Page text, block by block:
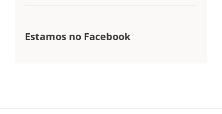
Estamos no Facebook